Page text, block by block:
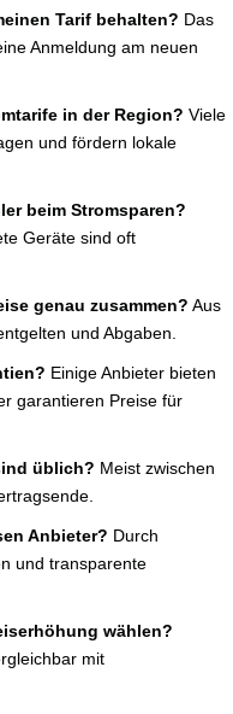
Tarif behalten? Das
Anmeldung am neuen
in der Region? Viele
und fördern lokale
beim Stromsparen?
Geräte sind oft
genau zusammen? Aus
und Abgaben.
Einige Anbieter bieten
garantieren Preise für
üblich? Meist zwischen
Anbieter? Durch
und transparente
wählen?
mit